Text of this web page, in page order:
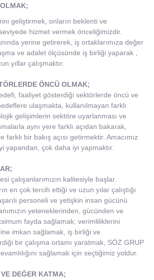
geliştirmek, onların beklenti ve
hizmet vermek önceliğimizdir.
yerine getirerek, iş ortaklarımıza değer
ve adalet ölçüsünde iş birliği yaparak ,
yıllar çalışmaktır.
ÖNCÜ OLMAK;
faaliyet gösterdiği sektörlerde öncü ve
ulaşmakta, kullanılmayan farklı
gelişimlerin sektöre uyarlanması ve
aynı yere farklı açıdan bakarak,
bir bakış açısı getirmektir. Amacımız
yapandan, çok daha iyi yapmaktır.
çalışanlarımızın kalitesiyle başlar.
en çok tercih ettiği ve uzun yılar çalıştığı
personeli ve yetişkin insan gücünü
yeteneklerinden, gücünden ve
fayda sağlamak; verimliliklerini
imkan sağlamak, iş birliği ve
bir çalışma ortamı yaratmak, SÖZ GRUP
sağlamak için seçtiğimiz yoldur.
DEĞER KATMA;